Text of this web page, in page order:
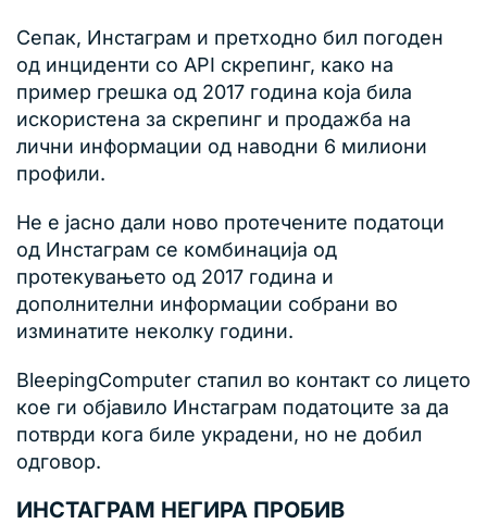
Сепак, Инстаграм и претходно бил погоден
од инциденти со API скрепинг, како на
пример грешка од 2017 година која била
искористена за скрепинг и продажба на
лични информации од наводни 6 милиони
профили.
Не е јасно дали ново протечените податоци
од Инстаграм се комбинација од
протекувањето од 2017 година и
дополнителни информации собрани во
изминатите неколку години.
BleepingComputer стапил во контакт со лицето
кое ги објавило Инстаграм податоците за да
потврди кога биле украдени, но не добил
одговор.
ИНСТАГРАМ НЕГИРА ПРОБИВ